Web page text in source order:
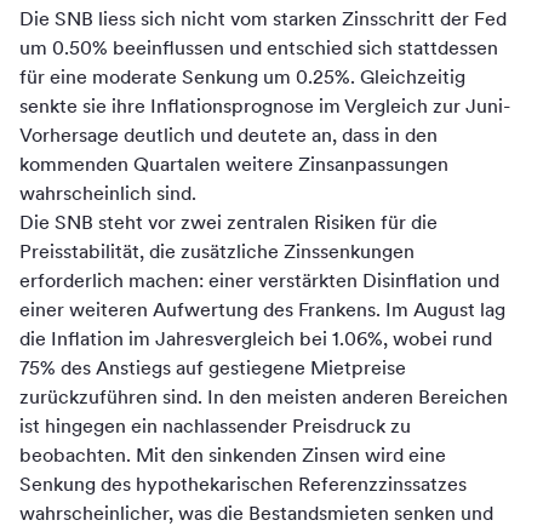
Die SNB liess sich nicht vom starken Zinsschritt der Fed
um 0.50% beeinflussen und entschied sich stattdessen
für eine moderate Senkung um 0.25%. Gleichzeitig
senkte sie ihre Inflationsprognose im Vergleich zur Juni-
Vorhersage deutlich und deutete an, dass in den
kommenden Quartalen weitere Zinsanpassungen
wahrscheinlich sind.
Die SNB steht vor zwei zentralen Risiken für die
Preisstabilität, die zusätzliche Zinssenkungen
erforderlich machen: einer verstärkten Disinflation und
einer weiteren Aufwertung des Frankens. Im August lag
die Inflation im Jahresvergleich bei 1.06%, wobei rund
75% des Anstiegs auf gestiegene Mietpreise
zurückzuführen sind. In den meisten anderen Bereichen
ist hingegen ein nachlassender Preisdruck zu
beobachten. Mit den sinkenden Zinsen wird eine
Senkung des hypothekarischen Referenzzinssatzes
wahrscheinlicher, was die Bestandsmieten senken und